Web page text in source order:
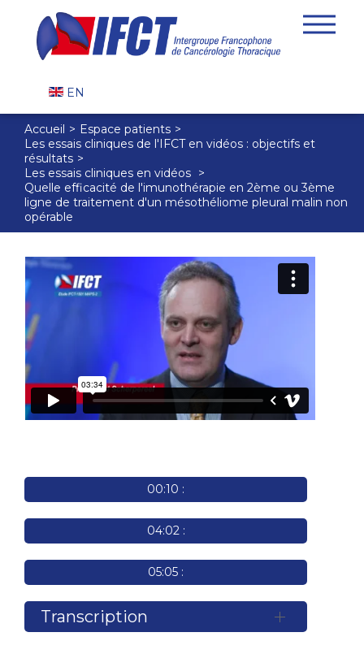
EN
Accueil
Espace patients
Les essais cliniques de l'IFCT en vidéos : objectifs et
résultats
Les essais cliniques en vidéos
Quelle efficacité de l'imunothérapie en 2ème ou 3ème
ligne de traitement d'un mésothéliome pleural malin non
opérable
00:10 :
04:02 :
05:05 :
Transcription